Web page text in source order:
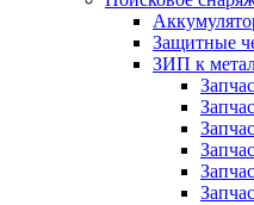
Защитные
ЗИП к